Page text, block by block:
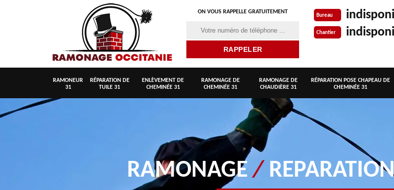
ON VOUS RAPPELLE GRATUITEMENT
Bureau
Chantier
RAMONEUR
31
RÉPARATION DE
TUILE 31
ENLÈVEMENT DE
CHEMINÉE 31
RAMONAGE DE
CHEMINÉE 31
RAMONAGE DE
CHAUDIÈRE 31
RÉPARATION POSE CHAPEAU DE
CHEMINÉE 31
RAMONAGE/